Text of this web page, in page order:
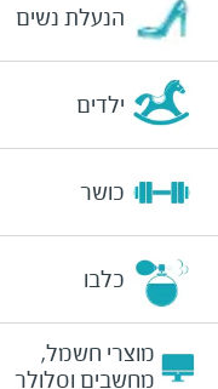
הנעלת נשים
ילדים
כושר
כלבו
מוצרי חשמל,
מחשבים וסלולר